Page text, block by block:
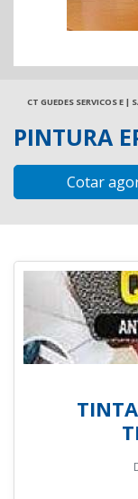
CT GUEDES SERVICOS E |
PINTURA
Cotar